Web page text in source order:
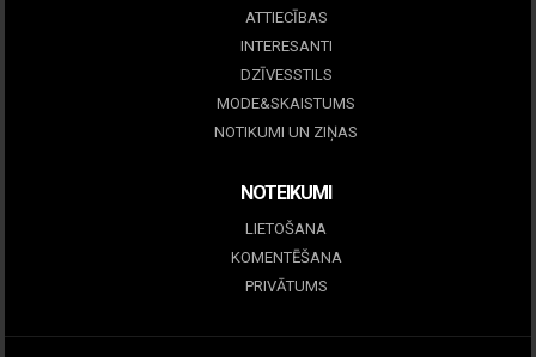
ATTIECĪBAS
INTERESANTI
DZĪVESSTILS
MODE&SKAISTUMS
NOTIKUMI UN ZIŅAS
NOTEIKUMI
LIETOŠANA
KOMENTĒŠANA
PRIVĀTUMS